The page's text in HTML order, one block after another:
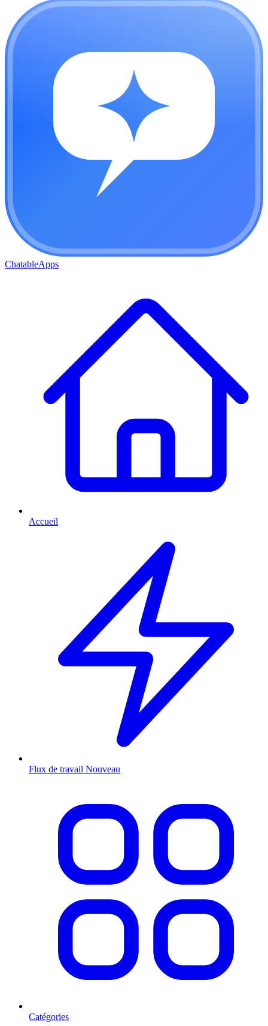
ChatableApps
Accueil
Flux de travail Nouveau
Catégories